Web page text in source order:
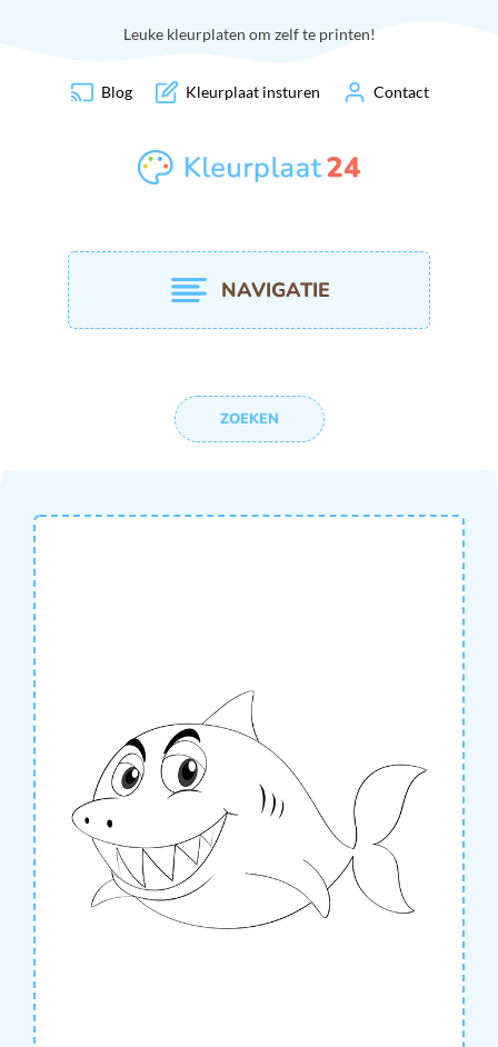
Leuke kleurplaten om zelf te printen!
Blog Kleurplaat insturen Contact
NAVIGATIE
ZOEKEN